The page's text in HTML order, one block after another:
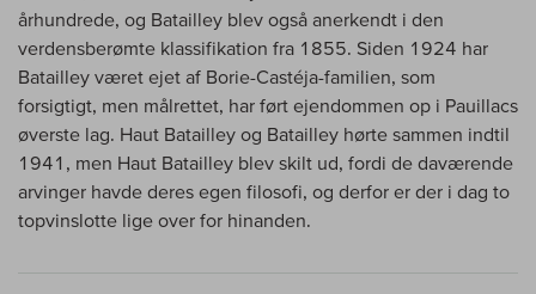
århundrede, og Batailley blev også anerkendt i den
verdensberømte klassifikation fra 1855. Siden 1924 har
Batailley været ejet af Borie-Castéja-familien, som
forsigtigt, men målrettet, har ført ejendommen op i Pauillacs
øverste lag. Haut Batailley og Batailley hørte sammen indtil
1941, men Haut Batailley blev skilt ud, fordi de daværende
arvinger havde deres egen filosofi, og derfor er der i dag to
topvinslotte lige over for hinanden.